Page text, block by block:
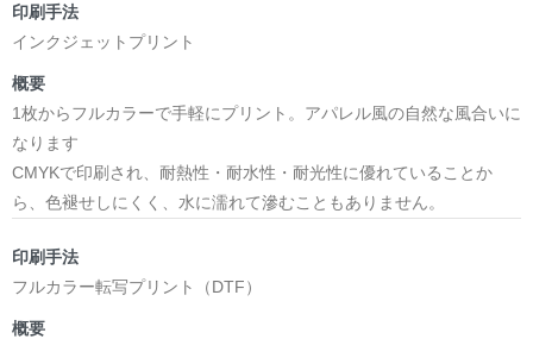
印刷手法
インクジェットプリント
概要
1枚からフルカラーで手軽にプリント。アパレル風の自然な風合いに
なります
CMYKで印刷され、耐熱性・耐水性・耐光性に優れていることか
ら、色褪せしにくく、水に濡れて滲むこともありません。
印刷手法
フルカラー転写プリント（DTF）
概要